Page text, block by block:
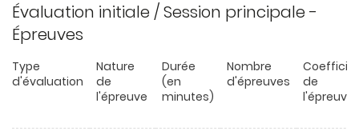
Évaluation initiale / Session principale -
Épreuves
Type
d'évaluation
Nature
de
l'épreuve
Durée
(en
minutes)
Nombre
d'épreuves
de
l'épreuve